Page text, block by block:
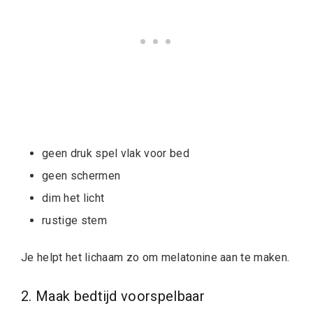
geen druk spel vlak voor bed
geen schermen
dim het licht
rustige stem
Je helpt het lichaam zo om melatonine aan te maken.
2. Maak bedtijd voorspelbaar